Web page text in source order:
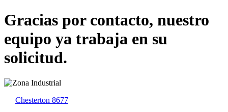
Gracias por contacto, nuestro
equipo ya trabaja en su
solicitud.
Chesterton 8677